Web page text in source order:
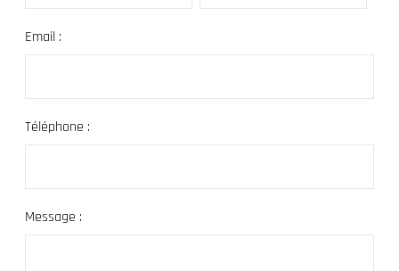
Email :
Téléphone :
Message :